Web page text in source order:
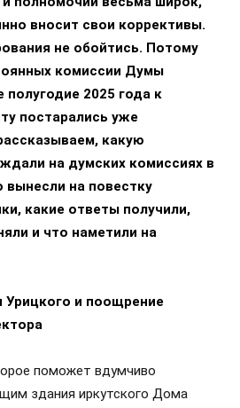
вносит свои коррективы.
не обойтись. Потому
комиссии Думы
полугодие 2025 года к
постарались уже
какую
на думских комиссиях в
вынесли на повестку
какие ответы получили,
и что наметили на
Урицкого и поощрение
поможет вдумчиво
здания иркутского Дома